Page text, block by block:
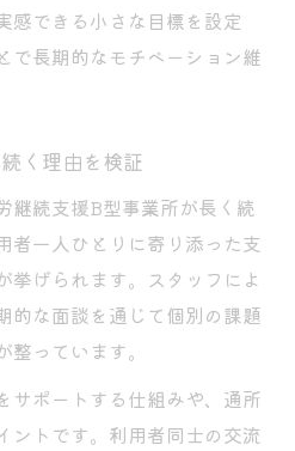
感できる小さな目標を設定
で長期的なモチベーション維
く理由を検証
継続支援B型事業所が長く続
者一人ひとりに寄り添った支
挙げられます。スタッフによ
的な面談を通じて個別の課題
っています。
サポートする仕組みや、通所
ントです。利用者同士の交流